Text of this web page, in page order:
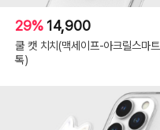
29% 14,900
쿨 캣 치치(맥세이프-아크릴스마트
톡)